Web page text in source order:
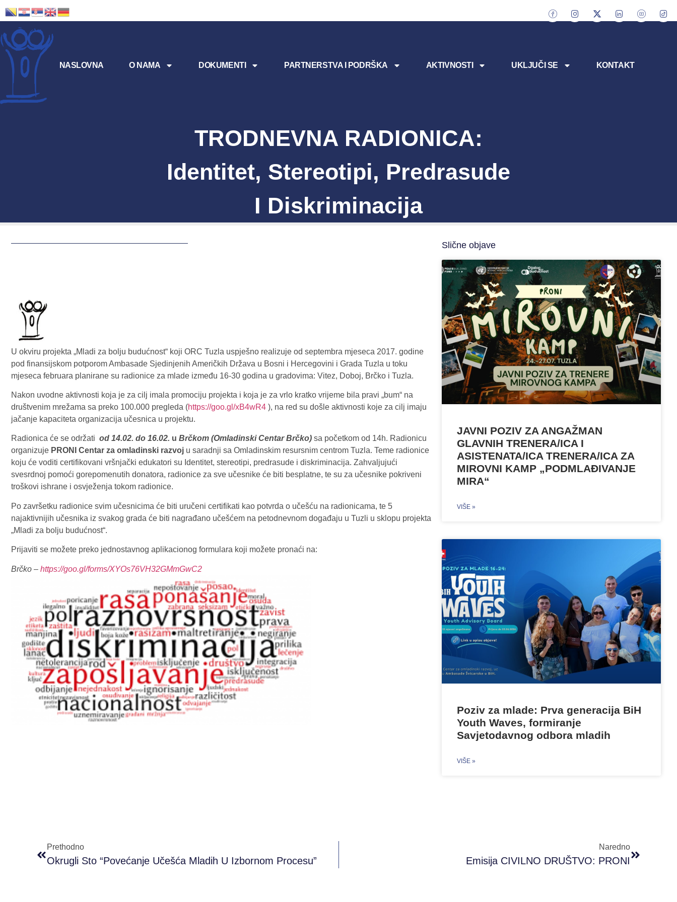
NASLOVNA O NAMA DOKUMENTI PARTNERSTVA I PODRŠKA AKTIVNOSTI UKLJUČI SE KONTAKT
TRODNEVNA RADIONICA:
Identitet, Stereotipi, Predrasude
I Diskriminacija
U okviru projekta „Mladi za bolju budućnost“ koji ORC Tuzla uspješno realizuje od septembra mjeseca 2017. godine
pod finansijskom potporom Ambasade Sjedinjenih Američkih Država u Bosni i Hercegovini i Grada Tuzla u toku
mjeseca februara planirane su radionice za mlade između 16-30 godina u gradovima: Vitez, Doboj, Brčko i Tuzla.
Nakon uvodne aktivnosti koja je za cilj imala promociju projekta i koja je za vrlo kratko vrijeme bila pravi „bum“ na
društvenim mrežama sa preko 100.000 pregleda (https://goo.gl/xB4wR4 ), na red su došle aktivnosti koje za cilj imaju
jačanje kapaciteta organizacija učesnica u projektu.
Radionica će se održati od 14.02. do 16.02. u Brčkom (Omladinski Centar Brčko) sa početkom od 14h. Radionicu
organizuje PRONI Centar za omladinski razvoj u saradnji sa Omladinskim resursnim centrom Tuzla. Teme radionice
koju će voditi certifikovani vršnjački edukatori su Identitet, stereotipi, predrasude i diskriminacija. Zahvaljujući
svesrdnoj pomoći gorepomenutih donatora, radionice za sve učesnike će biti besplatne, te su za učesnike pokriveni
troškovi ishrane i osvježenja tokom radionice.
Po završetku radionice svim učesnicima će biti uručeni certifikati kao potvrda o učešću na radionicama, te 5
najaktivnijih učesnika iz svakog grada će biti nagrađano učešćem na petodnevnom događaju u Tuzli u sklopu projekta
„Mladi za bolju budućnost“.
Prijaviti se možete preko jednostavnog aplikacionog formulara koji možete pronaći na:
Brčko – https://goo.gl/forms/XYOs76VH32GMmGwC2
Slične objave
JAVNI POZIV ZA ANGAŽMAN
GLAVNIH TRENERA/ICA I
ASISTENATA/ICA TRENERA/ICA ZA
MIROVNI KAMP „PODMLAĐIVANJE
MIRA“
VIŠE »
Poziv za mlade: Prva generacija BiH
Youth Waves, formiranje
Savjetodavnog odbora mladih
VIŠE »
Prethodno
Okrugli Sto “Povećanje Učešća Mladih U Izbornom Procesu”
Naredno
Emisija CIVILNO DRUŠTVO: PRONI